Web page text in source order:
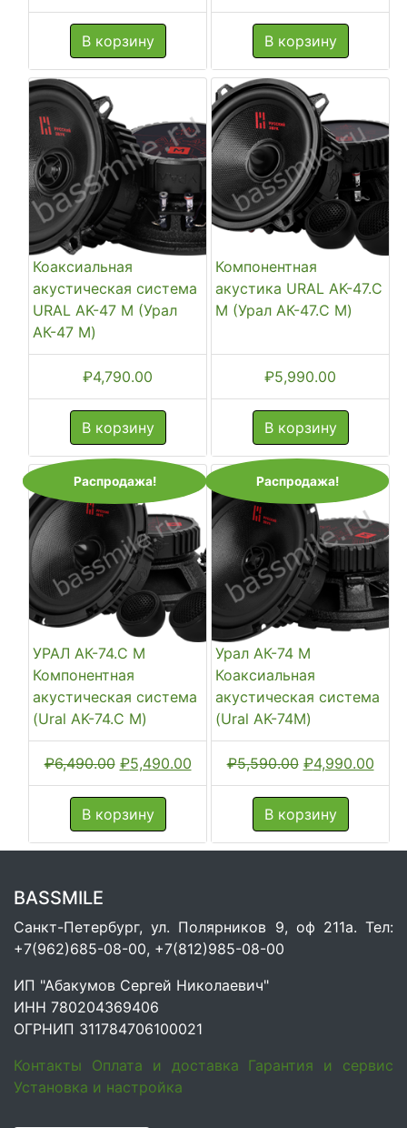
В корзину В корзину
Коаксиальная
акустическая система
URAL AK-47 M (Урал
АК-47 М)
₽4,790.00
В корзину
Компонентная
акустика URAL AK-47.C
M (Урал АК-47.С М)
₽5,990.00
В корзину
Распродажа!
УРАЛ АК-74.C М
Компонентная
акустическая система
(Ural AK-74.C M)
₽6,490.00 Первоначальная
цена
составляла
₽6,490.00.
₽5,490.00Текущая
цена:
₽5,490.00.
В корзину
Распродажа!
Урал АК-74 М
Коаксиальная
акустическая система
(Ural AK-74M)
₽5,590.00
цена
составляла
₽5,590.00.
₽4,990.00
В корзину
BASSMILE
Санкт-Петербург, ул. Полярников 9, оф 211а. Тел:
+7(962)685-08-00, +7(812)985-08-00
ИП "Абакумов Сергей Николаевич"
ИНН 780204369406
ОГРНИП 311784706100021
Контакты
Оплата и доставка Гарантия и сервис
Установка и настройка